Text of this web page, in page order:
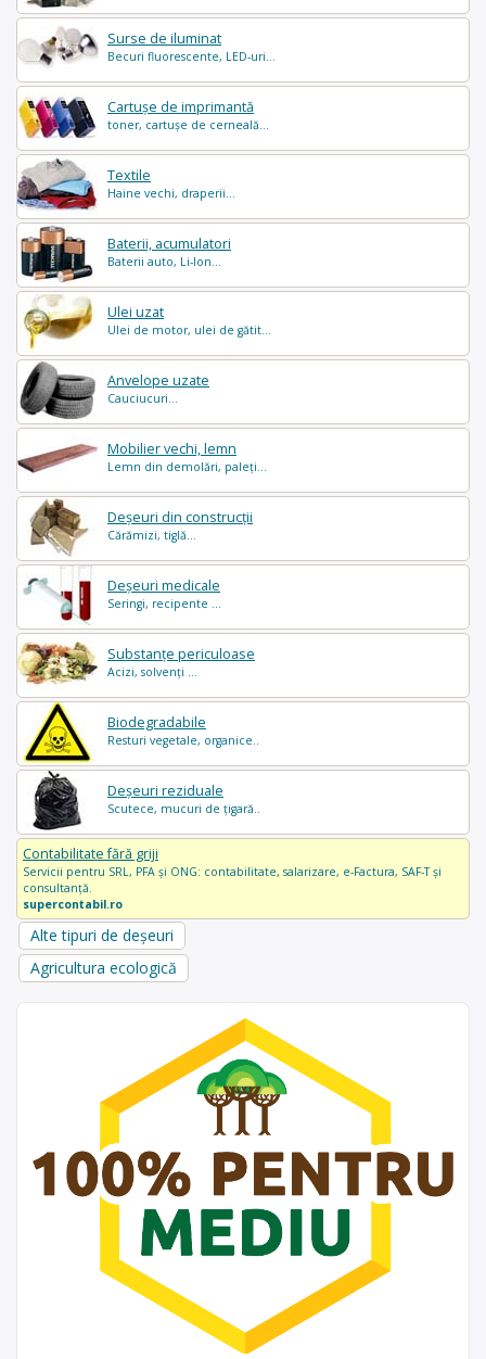
Surse de iluminat
Becuri fluorescente, LED-uri...
Cartușe de imprimantă
toner, cartușe de cerneală...
Textile
Haine vechi, draperii...
Baterii, acumulatori
Baterii auto, Li-Ion...
Ulei uzat
Ulei de motor, ulei de gătit...
Anvelope uzate
Cauciucuri...
Mobilier vechi, lemn
Lemn din demolări, paleți...
Deșeuri din construcții
Cărămizi, tiglă...
Deșeuri medicale
Seringi, recipente ...
Substanțe periculoase
Acizi, solvenți ...
Biodegradabile
Resturi vegetale, organice..
Deșeuri reziduale
Scutece, mucuri de țigară..
Contabilitate fără griji
Servicii pentru SRL, PFA și ONG: contabilitate, salarizare, e-Factura, SAF-T și
consultanță.
supercontabil.ro
Alte tipuri de deșeuri
Agricultura ecologică